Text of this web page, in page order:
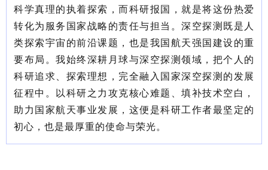
科学真理的执着探索，而科研报国，就是将这份热爱
转化为服务国家战略的责任与担当。深空探测既是人
类探索宇宙的前沿课题，也是我国航天强国建设的重
要布局。我始终深耕月球与深空探测领域，把个人的
科研追求、探索理想，完全融入国家深空探测的发展
征程中。以科研之力攻克核心难题、填补技术空白，
助力国家航天事业发展，这便是科研工作者最坚定的
初心，也是最厚重的使命与荣光。